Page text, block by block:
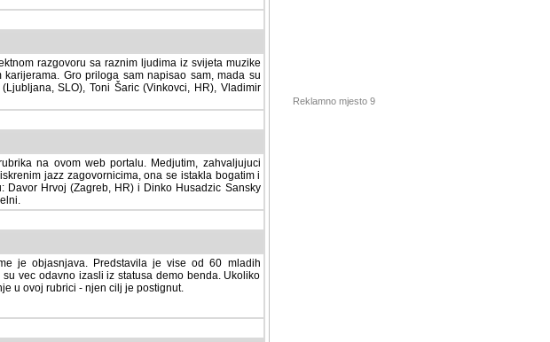
razgovoru sa raznim ljudima iz svijeta muzike
Gro priloga sam napisao sam, mada su
SLO), Toni Šaric (Vinkovci, HR), Vladimir
na ovom web portalu. Medjutim, zahvaljujuci veliki
jazz zagovornicima, ona se istakla bogatim i
Davor Hrvoj (Zagreb, HR) i Dinko Husadzic Sansky
je objasnjava. Predstavila je vise od 60 mladih
vec odavno izasli iz statusa demo benda. Ukoliko im
ovoj rubrici - njen cilj je postignut.